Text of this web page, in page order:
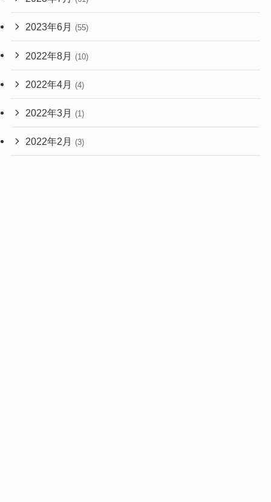
2023年6月 (55)
2022年8月 (10)
2022年4月 (4)
2022年3月 (1)
2022年2月 (3)